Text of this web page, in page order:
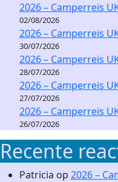
2026 – Camperreis
02/08/2026
2026 – Camperreis
30/07/2026
2026 – Camperreis
28/07/2026
2026 – Camperreis
27/07/2026
2026 – Camperreis
26/07/2026
Recente
Patricia op 2026 –